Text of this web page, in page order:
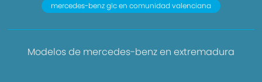
mercedes-benz glc en comunidad valenciana
Modelos de mercedes-benz en extremadura